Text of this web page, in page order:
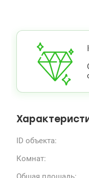
ID объекта:
Комнат: